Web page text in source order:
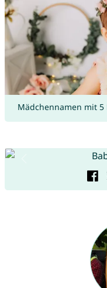
Mädchennamen mit